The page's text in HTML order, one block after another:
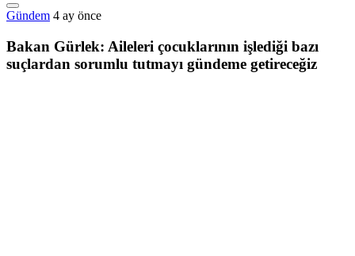
Gündem 4 ay önce
Bakan Gürlek: Aileleri çocuklarının işlediği bazı
suçlardan sorumlu tutmayı gündeme getireceğiz